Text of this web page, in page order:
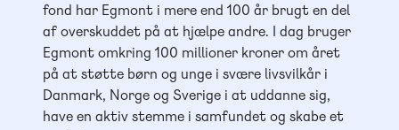
fond har Egmont i mere end 100 år brugt en del
af overskuddet på at hjælpe andre. I dag bruger
Egmont omkring 100 millioner kroner om året
på at støtte børn og unge i svære livsvilkår i
Danmark, Norge og Sverige i at uddanne sig,
have en aktiv stemme i samfundet og skabe et